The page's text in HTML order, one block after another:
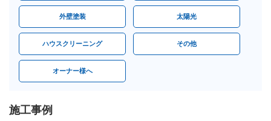
外壁塗装 太陽光
ハウスクリーニング その他
オーナー様へ
施工事例